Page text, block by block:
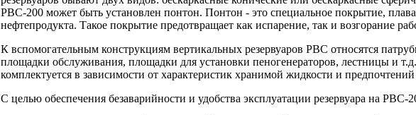
РВС-200 может быть установлен понтон. Понтон - это специальное покрытие,
нефтепродукта. Такое покрытие предотвращает как испарение, так и возгорание
К вспомогательным конструкциям вертикальных резервуаров РВС относятся
площадки обслуживания, площадки для установки пеногенераторов, лестницы и
комплектуется в зависимости от характеристик хранимой жидкости и предпочтений
С целью обеспечения безаварийности и удобства эксплуатации резервуара на РВС-